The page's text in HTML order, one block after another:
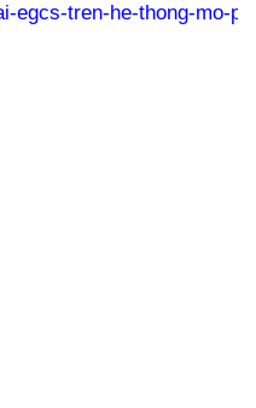
egcs-tren-he-thong-mo-